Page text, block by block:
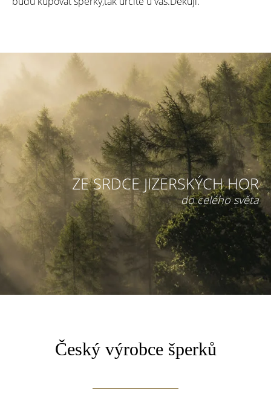
ZE SRDCE JIZERSKÝCH HOR
do celého světa
Český výrobce šperků